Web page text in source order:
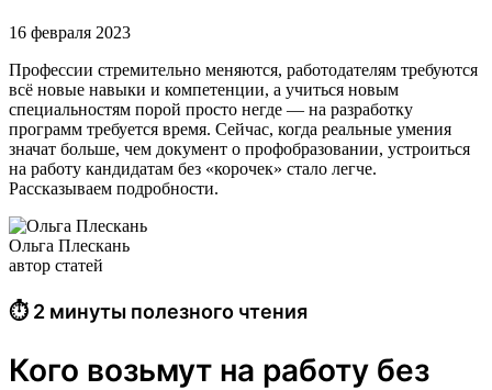
16 февраля 2023
Профессии стремительно меняются, работодателям требуются
всё новые навыки и компетенции, а учиться новым
специальностям порой просто негде — на разработку
программ требуется время. Сейчас, когда реальные умения
значат больше, чем документ о профобразовании, устроиться
на работу кандидатам без «корочек» стало легче.
Рассказываем подробности.
Ольга Плескань
автор статей
⏱ 2 минуты полезного чтения
Кого возьмут на работу без